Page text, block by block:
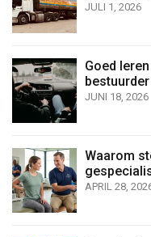
JULI 1, 2026
Goed
bestuurder
JUNI 18, 2026
Waarom
APRIL 28,